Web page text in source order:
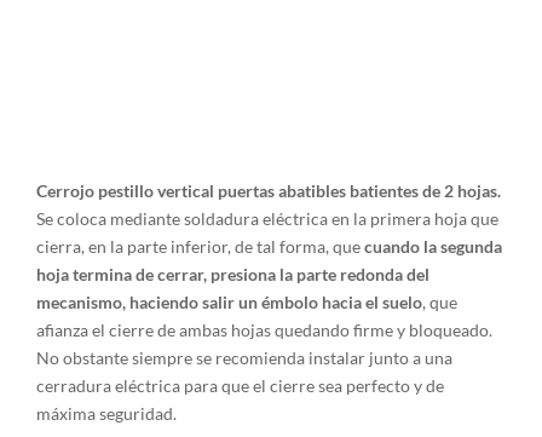
Cerrojo pestillo vertical puertas abatibles batientes de 2 hojas.
Se coloca mediante soldadura eléctrica en la primera hoja que
cierra, en la parte inferior, de tal forma, quecuando la segunda
hoja termina de cerrar, presiona la parte redonda del
mecanismo, haciendo salir un émbolo hacia el suelo, que
afianza el cierre de ambas hojas quedando firme y bloqueado.
No obstante siempre se recomienda instalar junto a una
cerradura eléctrica para que el cierre sea perfecto y de
máxima seguridad.